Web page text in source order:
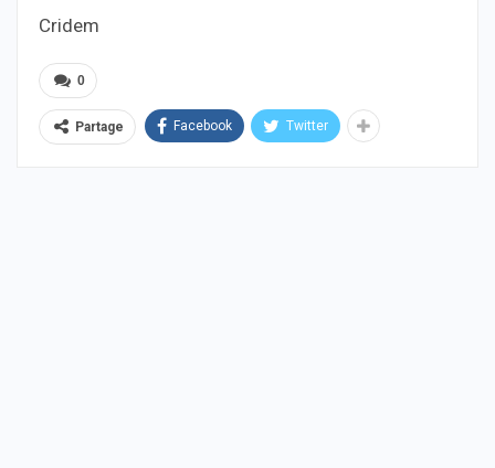
Cridem
0
Partage Facebook Twitter